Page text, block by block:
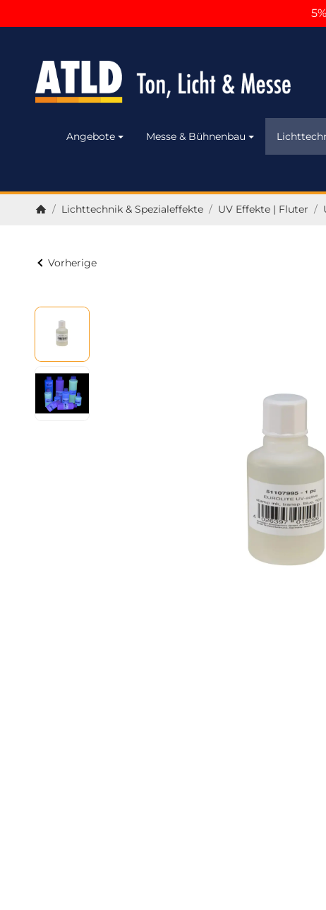
Angebote Messe & Bühnenbau
/ Lichttechnik & Spezialeffekte / UV Effekte | Fluter /
Vorherige